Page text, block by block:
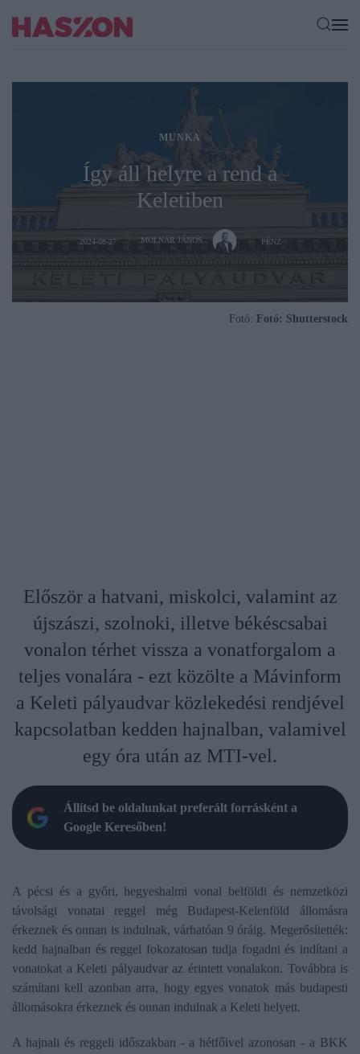
MUNKA
Így áll helyre a rend a
Keletiben
2024-08-27 MOLNÁR JÁNOS PÉNZ
Fotó: Fotó: Shutterstock
Először a hatvani, miskolci, valamint az
újszászi, szolnoki, illetve békéscsabai
vonalon térhet vissza a vonatforgalom a
teljes vonalára - ezt közölte a Mávinform
a Keleti pályaudvar közlekedési rendjével
kapcsolatban kedden hajnalban, valamivel
egy óra után az MTI-vel.
Állítsd be oldalunkat preferált forrásként a
Google Keresőben!
A pécsi és a győri, hegyeshalmi vonal belföldi és nemzetközi
távolsági vonatai reggel még Budapest-Kelenföld állomásra
érkeznek és onnan is indulnak, várhatóan 9 óráig. Megerősítették:
kedd hajnalban és reggel fokozatosan tudja fogadni és indítani a
vonatokat a Keleti pályaudvar az érintett vonalakon. Továbbra is
számítani kell azonban arra, hogy egyes vonatok más budapesti
állomásokra érkeznek és onnan indulnak a Keleti helyett.
A hajnali és reggeli időszakban - a hétfőivel azonosan - a BKK